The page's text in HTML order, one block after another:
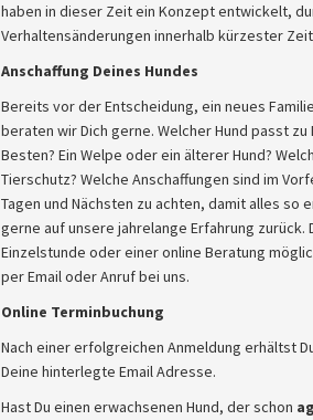
haben in dieser Zeit ein Konzept entwickelt,
Verhaltensänderungen innerhalb kürzester
Anschaffung Deines Hundes
Bereits vor der Entscheidung, ein neues
beraten wir Dich gerne. Welcher Hund passt
Besten? Ein Welpe oder ein älterer Hund?
Tierschutz? Welche Anschaffungen sind im
Tagen und Nächsten zu achten, damit alles so
gerne auf unsere jahrelange Erfahrung
Einzelstunde oder einer online Beratung
per Email oder Anruf bei uns.
Online Terminbuchung
Nach einer erfolgreichen Anmeldung erhältst
Deine hinterlegte Email Adresse.
Hast Du einen erwachsenen Hund, der schon